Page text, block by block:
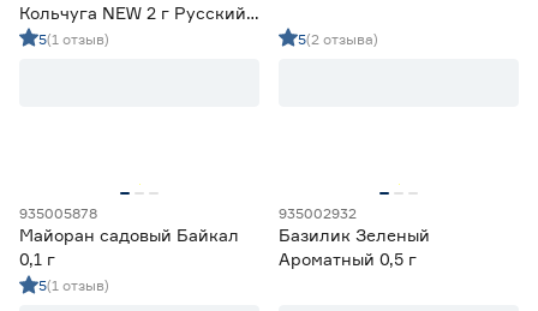
Кольчуга NEW 2 г Русский
огород
5(1 отзыв) 5(2 отзыва)
935005878
Майоран садовый Байкал
0,1 г
5(1 отзыв)
935002932
Базилик Зеленый
Ароматный 0,5 г